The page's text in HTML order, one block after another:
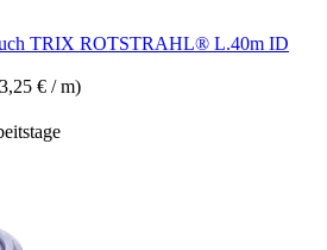
TRIX ROTSTRAHL® L.40m ID
€ / m)